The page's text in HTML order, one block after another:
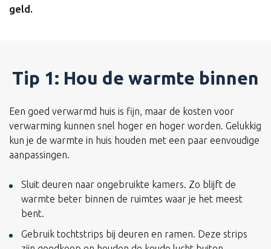
geld.
Tip 1: Hou de warmte binnen
Een goed verwarmd huis is fijn, maar de kosten voor
verwarming kunnen snel hoger en hoger worden. Gelukkig
kun je de warmte in huis houden met een paar eenvoudige
aanpassingen.
Sluit deuren naar ongebruikte kamers. Zo blijft de
warmte beter binnen de ruimtes waar je het meest
bent.
Gebruik tochtstrips bij deuren en ramen. Deze strips